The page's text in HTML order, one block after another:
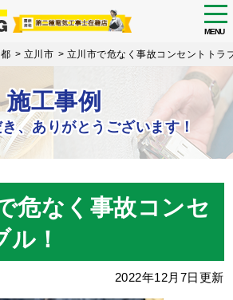
MENU
> 立川市 > 立川市で危なく事故コンセントトラ
施工事例
、ありがとうございます！
危なく事故コンセ
！
2022年12月7日更新